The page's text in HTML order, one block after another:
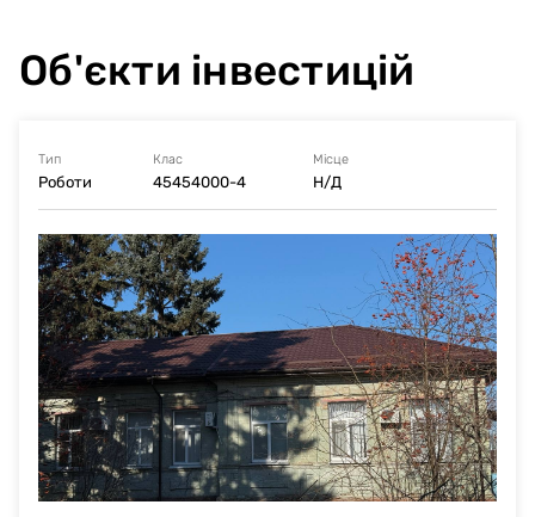
Об'єкти інвестицій
Тип
Роботи
Клас
45454000-4
Місце
Н/Д